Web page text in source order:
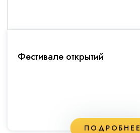
Фестивале открытий
ПОДРОБНЕЕ